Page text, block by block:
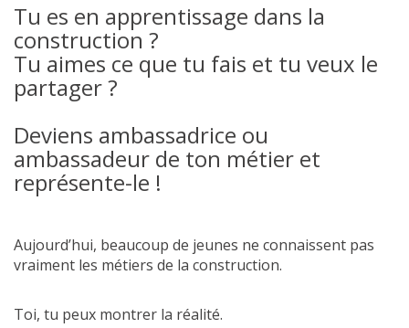
Tu es en apprentissage dans la
construction ?
Tu aimes ce que tu fais et tu veux le
partager ?
Deviens ambassadrice ou
ambassadeur de ton métier et
représente-le !
Aujourd’hui, beaucoup de jeunes ne connaissent pas
vraiment les métiers de la construction.
Toi, tu peux montrer la réalité.